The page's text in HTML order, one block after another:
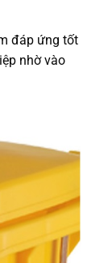
đáp ứng tốt
nhờ vào